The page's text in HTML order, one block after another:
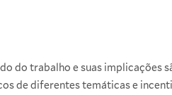
do trabalho e suas implicações
de diferentes temáticas e